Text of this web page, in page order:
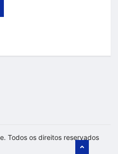
Todos os direitos reservados